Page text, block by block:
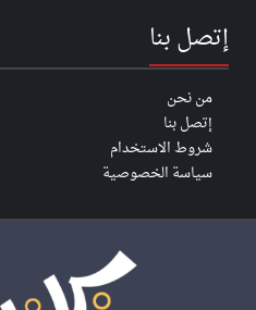
إتصل بنا
من نحن
إتصل بنا
شروط الاستخدام
سياسة الخصوصية